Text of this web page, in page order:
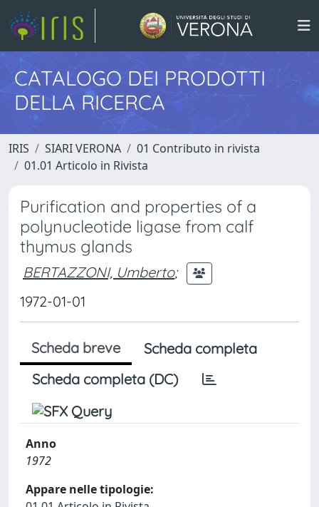
CATALOGO DEI PRODOTTI
DELLA RICERCA
IRIS SIARI VERONA
01 Contributo in rivista
01.01 Articolo in Rivista
Purification and properties of a
polynucleotide ligase from calf
thymus glands
BERTAZZONI, Umberto;
1972-01-01
Scheda breve
Scheda completa
Scheda completa (DC)
Anno
1972
Appare nelle tipologie: